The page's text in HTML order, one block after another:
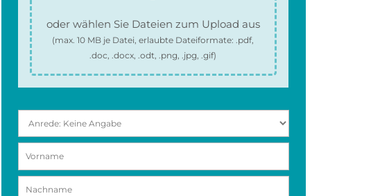
oder wählen Sie Dateien zum Upload aus
(max.10 MB je Datei, erlaubte Dateiformate:.pdf,
.doc, .docx, .odt, .png, .jpg, .gif)